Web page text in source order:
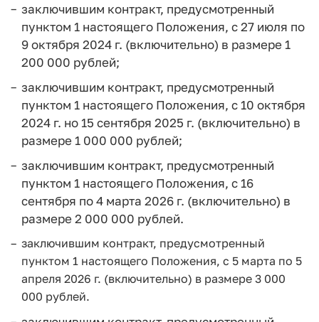
заключившим контракт, предусмотренный
пунктом 1 настоящего Положения, с 27 июля по
9 октября 2024 г. (включительно) в размере 1
200 000 рублей;
заключившим контракт, предусмотренный
пунктом 1 настоящего Положения, с 10 октября
2024 г. но 15 сентября 2025 г. (включительно) в
размере 1 000 000 рублей;
заключившим контракт, предусмотренный
пунктом 1 настоящего Положения, с 16
сентября по 4 марта 2026 г. (включительно) в
размере 2 000 000 рублей.
заключившим контракт, предусмотренный
пунктом 1 настоящего Положения, с 5 марта по 5
апреля 2026 г. (включительно) в размере 3 000
000 рублей.